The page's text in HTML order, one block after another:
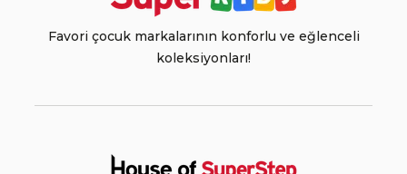
Favori çocuk markalarının konforlu ve eğlenceli
koleksiyonları!